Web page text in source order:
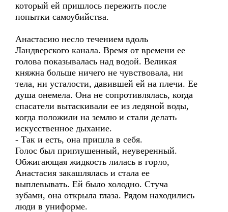
который ей пришлось пережить после
попытки самоубийства.
Анастасию несло течением вдоль
Ландверского канала. Время от времени ее
голова показывалась над водой. Великая
княжна больше ничего не чувствовала, ни
тела, ни усталости, давившей ей на плечи. Ее
душа онемела. Она не сопротивлялась, когда
спасатели вытаскивали ее из ледяной воды,
когда положили на землю и стали делать
искусственное дыхание.
- Так и есть, она пришла в себя.
Голос был приглушенный, неуверенный.
Обжигающая жидкость лилась в горло,
Анастасия закашлялась и стала ее
выплевывать. Ей было холодно. Стуча
зубами, она открыла глаза. Рядом находились
люди в униформе.